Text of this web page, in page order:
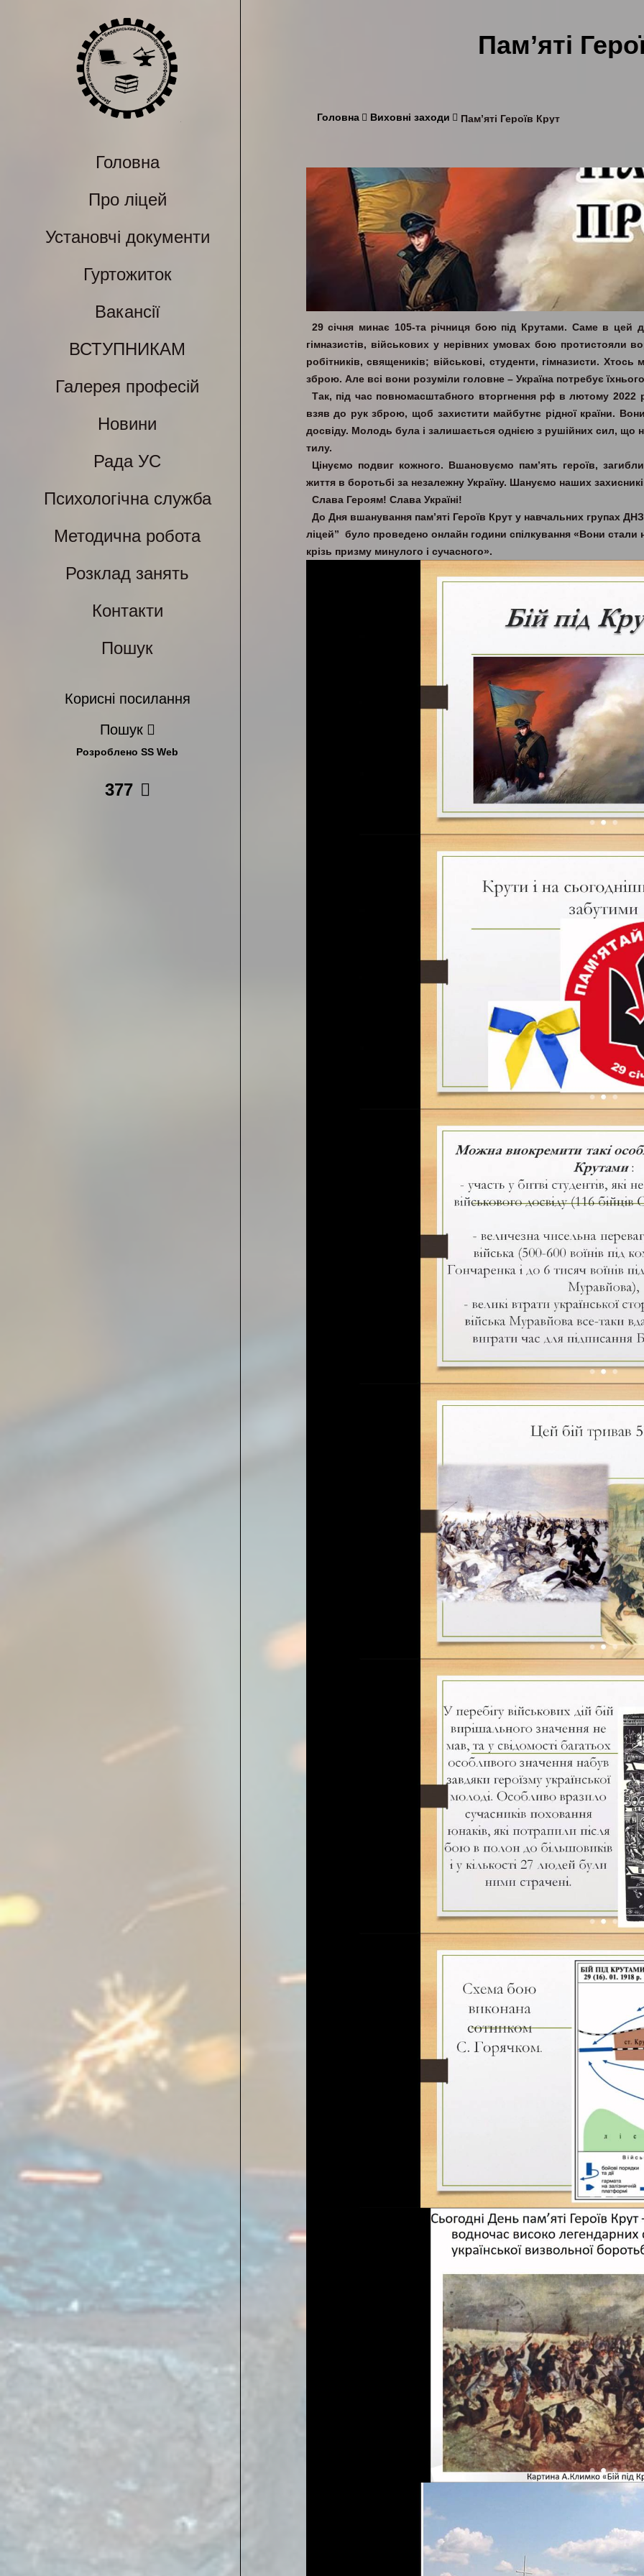
Головна
Про ліцей
Установчі документи
Гуртожиток
Вакансії
ВСТУПНИКАМ
Галерея професій
Новини
Рада УС
Психологічна служба
Методична робота
Розклад занять
Контакти
Пошук
Корисні посилання
Пошук
Розроблено SS Web
377
Пам’яті
Головна Виховні заходи Пам’яті Героїв Крут
29 січня минає 105-та річниця бою під Крутами. Саме в цей
гімназистів, військових у нерівних умовах бою протистояли
робітників, священиків; військові, студенти, гімназисти.
зброю. Але всі вони розуміли головне – Україна потребує
Так, під час повномасштабного вторгнення рф в лютому 2022
взяв до рук зброю, щоб захистити майбутнє рідної країни.
досвіду. Молодь була і залишається однією з рушійних сил, що
тилу.
Цінуємо подвиг кожного. Вшановуємо пам’ять героїв,
життя в боротьбі за незалежну Україну. Шануємо наших
Слава Героям! Слава Україні!
До Дня вшанування пам’яті Героїв Крут у навчальних групах
ліцей” було проведено онлайн години спілкування «Вони стали
крізь призму минулого і сучасного».